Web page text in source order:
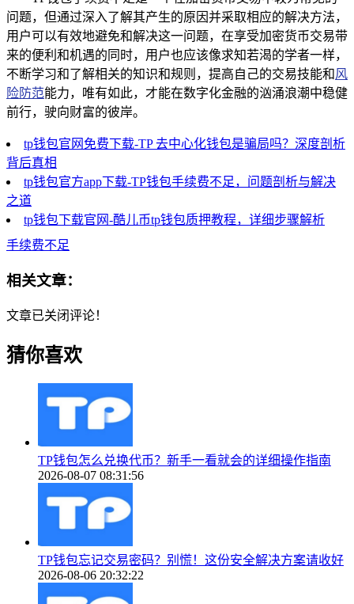
问题，但通过深入了解其产生的原因并采取相应的解决方法，
用户可以有效地避免和解决这一问题，在享受加密货币交易带
来的便利和机遇的同时，用户也应该像求知若渴的学者一样，
不断学习和了解相关的知识和规则，提高自己的交易技能和风
险防范能力，唯有如此，才能在数字化金融的汹涌浪潮中稳健
前行，驶向财富的彼岸。
tp钱包官网免费下载-TP 去中心化钱包是骗局吗？深度剖析
背后真相
tp钱包官方app下载-TP钱包手续费不足，问题剖析与解决
之道
tp钱包下载官网-酷儿币tp钱包质押教程，详细步骤解析
手续费不足
相关文章：
文章已关闭评论！
猜你喜欢
TP钱包怎么兑换代币？新手一看就会的详细操作指南
2026-08-07 08:31:56
TP钱包忘记交易密码？别慌！这份安全解决方案请收好
2026-08-06 20:32:22